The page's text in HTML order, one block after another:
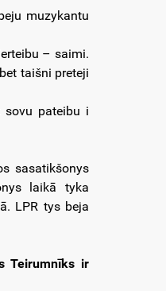
muzykantu
– saimi.
taišni preteji
sovu pateibu i
sasatikšonys
laikā tyka
LPR tys beja
Teirumnīks ir